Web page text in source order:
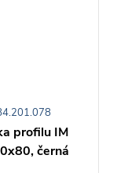
profilu IM
černá